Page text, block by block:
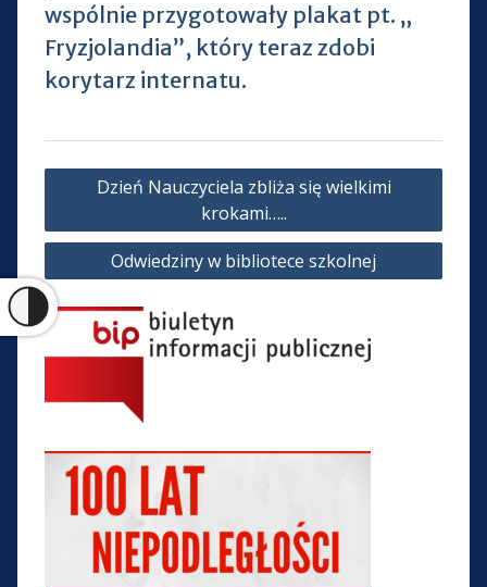
wspólnie przygotowały plakat pt. „
Fryzjolandia”, który teraz zdobi
korytarz internatu.
Nawigacja
Dzień Nauczyciela zbliża się wielkimi
krokami…..
Odwiedziny w bibliotece szkolnej